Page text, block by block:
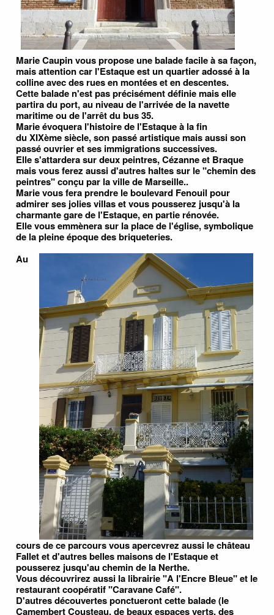
Marie Caupin vous propose une balade facile à sa façon,
mais attention car l'Estaque est un quartier adossé à la
colline avec des rues en montées et en descentes.
Cette balade n'est pas précisément définie mais elle
partira du port, au niveau de l'arrivée de la navette
maritime ou de l'arrêt du bus 35.
Marie évoquera l'histoire de l'Estaque à la fin
du XIXème siècle, son passé artistique mais aussi son
passé ouvrier et ses immigrations successives.
Elle s'attardera sur deux peintres, Cézanne et Braque
mais vous ferez aussi d'autres haltes sur le "chemin des
peintres" conçu par la ville de Marseille..
Marie vous fera prendre le boulevard Fenouil pour
admirer ses jolies villas et vous pousserez jusqu'à la
charmante gare de l'Estaque, en partie rénovée.
Elle vous emmènera sur la place de l'église, symbolique
de la pleine époque des briqueteries.
Au
cours de ce parcours vous apercevrez aussi le château
Fallet et d'autres belles maisons de l'Estaque et
pousserez jusqu'au chemin de la Nerthe.
Vous découvrirez aussi la librairie "A l'Encre Bleue" et le
restaurant coopératif "Caravane Café".
D'autres découvertes ponctueront cette balade (le
Camembert Cousteau, de beaux espaces verts, des